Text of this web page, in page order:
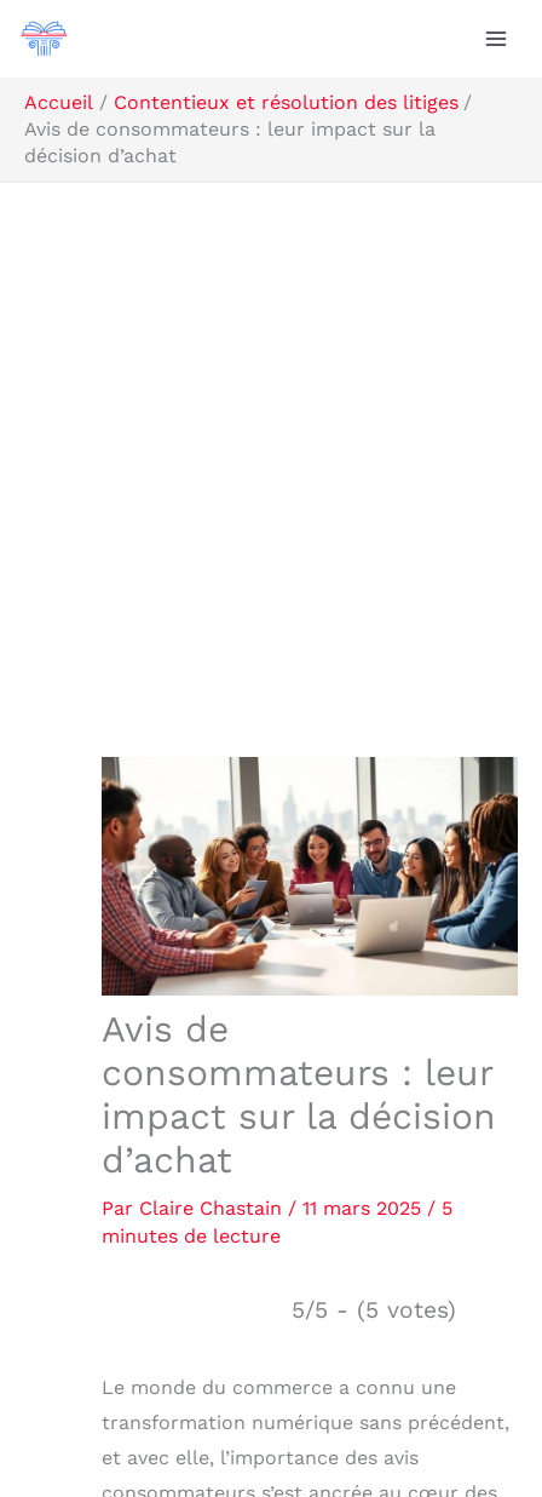
Aller
Accueil
Contentieux et résolution des litiges
Avis de consommateurs : leur impact sur la
décision d’achat
Avis de
consommateurs : leur
impact sur la décision
d’achat
Par Claire Chastain / 11 mars 2025 / 5
minutes de lecture
5/5 - (5 votes)
Le monde du commerce a connu une
transformation numérique sans précédent,
et avec elle, l’importance des avis
consommateurs s’est ancrée au cœur des
Rechercher